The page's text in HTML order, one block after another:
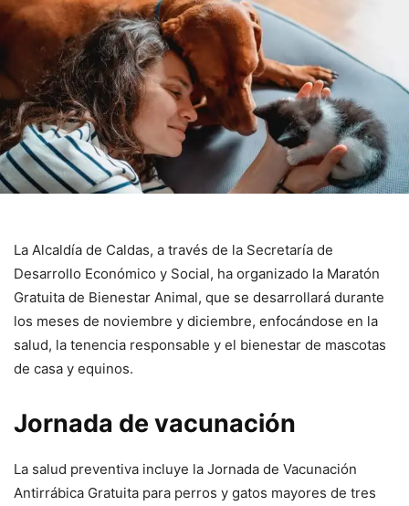
La Alcaldía de Caldas, a través de la Secretaría de
Desarrollo Económico y Social, ha organizado la Maratón
Gratuita de Bienestar Animal, que se desarrollará durante
los meses de noviembre y diciembre, enfocándose en la
salud, la tenencia responsable y el bienestar de mascotas
de casa y equinos.
Jornada de vacunación
La salud preventiva incluye la Jornada de Vacunación
Antirrábica Gratuita para perros y gatos mayores de tres